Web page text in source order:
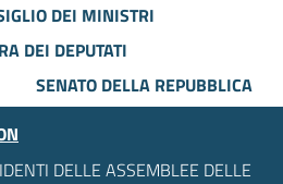
DEI MINISTRI
DEI DEPUTATI
SENATO DELLA REPUBBLICA
DELLE ASSEMBLEE DELLE